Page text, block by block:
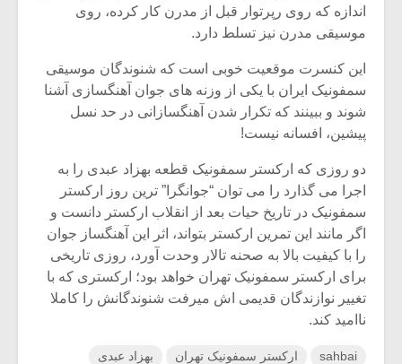
اندازه که روی رپرتوار قبل از مدرن کار کرده، روی
موسیقی مدرن نیز تسلط دارد.
این کنسرت موقعیت خوبی است که شنوندگان موسیقی
سمفونیک ایران با یکی از وزنه های جوان آهنگسازی آشنا
شوند و ببینند که تکرار شدن آهنگسازانی در حد نسل
پیشین، افسانه نیست!
دو روزی که ارکستر سمفونیک قطعه بهزاد عبدی را به
اجرا می گذارد را می توان “جوانگرا” ترین روز ارکستر
سمفونیک در تاریخ حیات بعد از انقلاب ارکستر دانست و
اگر مانند این تمرین ارکستر بتواند، اثر این آهنگساز جوان
را با کیفیت بالا به صحنه تالار وحدت آورد، روزی تاریخی
برای ارکستر سمفونیک تهران خواهد بود؛ ارکستری که با
تغییر نوازندگان قدیمی اش میرفت شنوندگانش را کاملا
ناامید کند.
sahbai ارکستر سمفونیک تهران بهزاد عبدی